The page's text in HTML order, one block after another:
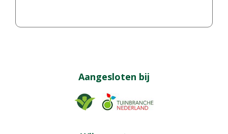
Aangesloten bij